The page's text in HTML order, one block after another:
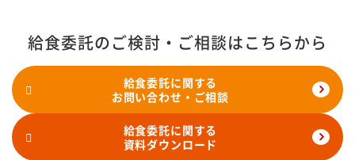
給食委託のご検討・ご相談はこちらから
給食委託に関する
お問い合わせ・ご相談
給食委託に関する
資料ダウンロード